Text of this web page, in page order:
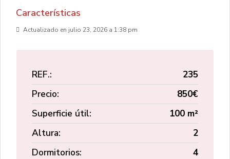
Características
Actualizado en julio 23, 2026 a 1:38 pm
REF.:
235
Precio:
850€
Superficie útil:
100 m²
Altura:
2
Dormitorios:
4